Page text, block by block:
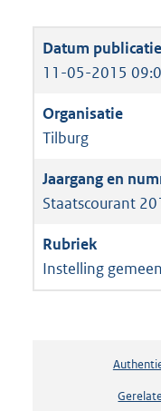
11-05-2015
Tilburg
Staatscourant
Instelling